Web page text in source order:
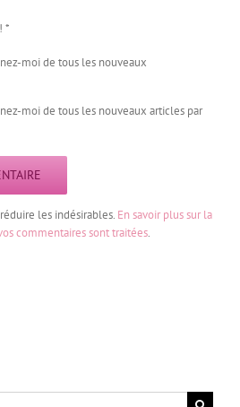
*
moi de tous les nouveaux
moi de tous les nouveaux articles par
les indésirables. En savoir plus sur la
commentaires sont traitées.